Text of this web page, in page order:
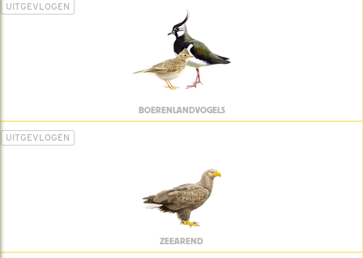
UITGEVLOGEN
BOERENLANDVOGELS
UITGEVLOGEN
ZEEAREND